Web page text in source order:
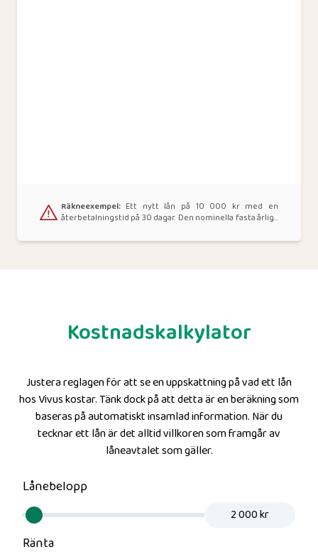
Räkneexempel: Ett nytt lån på 10 000 kr med en
återbetalningstid på 30 dagar. Den nominella fasta årliga
återbetalningstid på 30 dagar är 104,5%, den inkluderar
Kostnadskalkylator
Justera reglagen för att se en uppskattning på vad ett lån
hosVivuskostar. Tänk dock på att detta är en beräkning som
baseras på automatiskt insamlad information. När du
tecknar ett lån är det alltid villkoren som framgår av
låneavtalet som gäller.
Lånebelopp
Ränta